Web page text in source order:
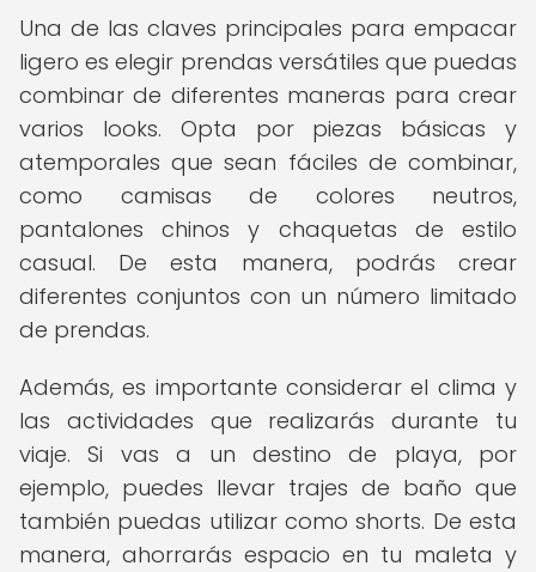
Una de las claves principales para empacar
ligero es elegir prendas versátiles que puedas
combinar de diferentes maneras para crear
varios looks. Opta por piezas básicas y
atemporales que sean fáciles de combinar,
como camisas de colores neutros,
pantalones chinos y chaquetas de estilo
casual. De esta manera, podrás crear
diferentes conjuntos con un número limitado
de prendas.
Además, es importante considerar el clima y
las actividades que realizarás durante tu
viaje. Si vas a un destino de playa, por
ejemplo, puedes llevar trajes de baño que
también puedas utilizar como shorts. De esta
manera, ahorrarás espacio en tu maleta y